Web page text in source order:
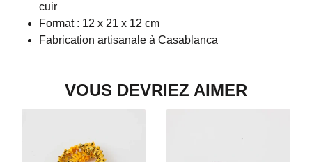
cuir
Format : 12 x 21 x 12 cm
Fabrication artisanale à Casablanca
VOUS DEVRIEZ AIMER